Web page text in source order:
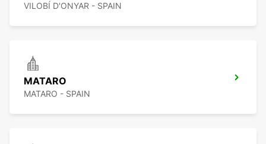
VILOBÍ D'ONYAR - SPAIN
MATARO
MATARO - SPAIN